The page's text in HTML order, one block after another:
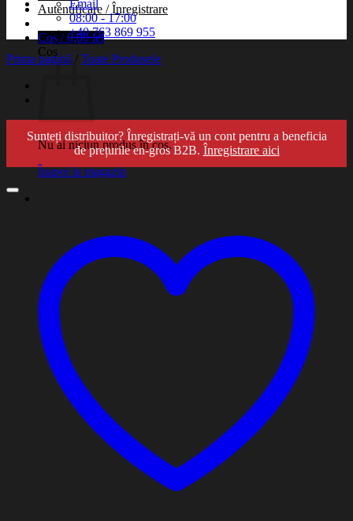
Autentificare / Înregistrare
Coș /0,00lei
Coș
Nu ai niciun produs în coș.
Înapoi la magazin
Email
08:00 - 17:00
+40 763 869 955
Prima pagină
Toate Produsele
Sunteți distribuitor? Înregistrați-vă un cont pentru a beneficia
de prețurile en-gros B2B. Înregistrare aici